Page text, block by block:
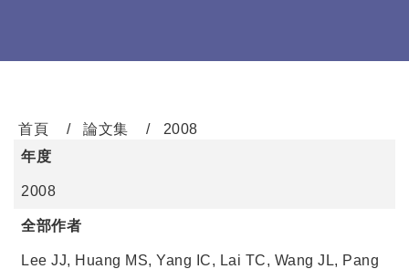
首頁 論文集
2008
年度
2008
全部作者
Lee JJ, Huang MS, Yang IC, Lai TC, Wang JL, Pang